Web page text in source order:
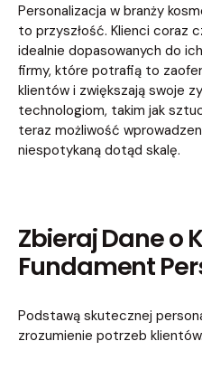
Personalizacja w branży
to przyszłość. Klienci coraz
idealnie dopasowanych do
firmy, które potrafią to
klientów i zwiększają swoje
technologiom, takim jak
teraz możliwość
niespotykaną dotąd skalę.
Zbieraj Dane o
Fundament
Podstawą skutecznej
zrozumienie potrzeb klientów.